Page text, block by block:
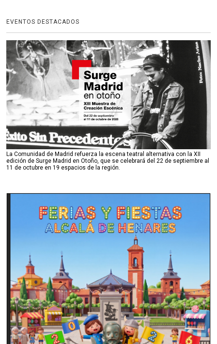
EVENTOS DESTACADOS
La Comunidad de Madrid refuerza la escena teatral alternativa con la XII
edición de Surge Madrid en Otoño, que se celebrará del 22 de septiembre al
11 de octubre en 19 espacios de la región.